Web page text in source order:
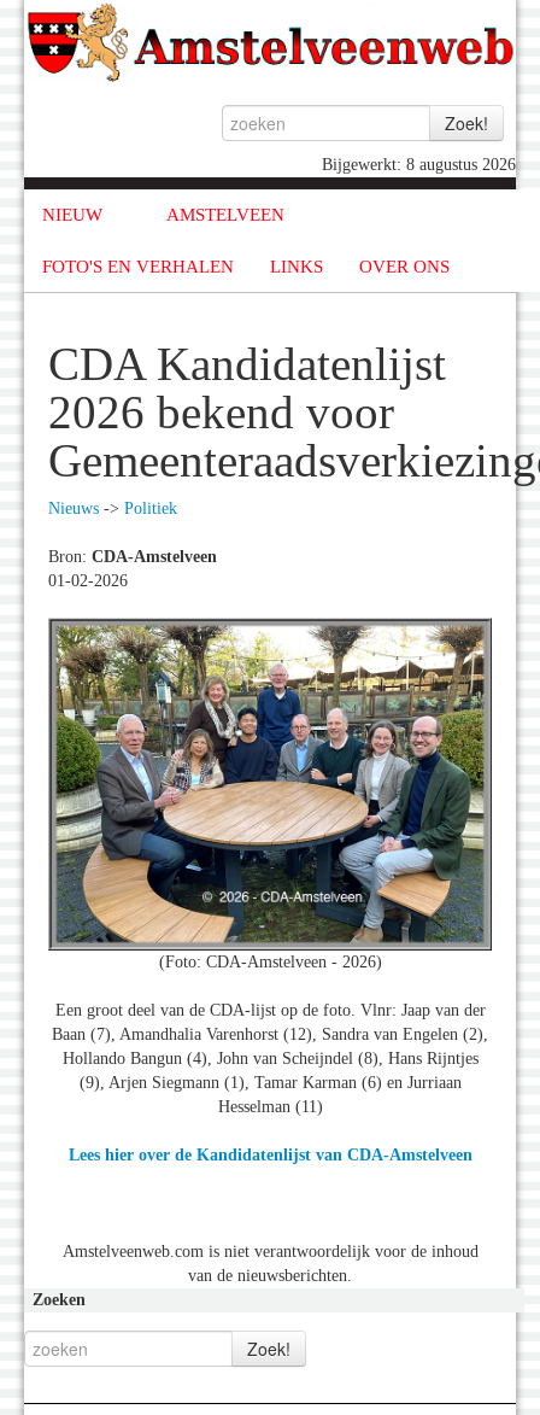
Bijgewerkt: 8 augustus 2026
NIEUW AMSTELVEEN
FOTO'S EN VERHALEN LINKS OVER ONS
CDA Kandidatenlijst
2026 bekend voor
Nieuws -> Politiek
Bron: CDA-Amstelveen
01-02-2026
(Foto: CDA-Amstelveen - 2026)
Een groot deel van de CDA-lijst op de foto. Vlnr: Jaap van der
Baan (7), Amandhalia Varenhorst (12), Sandra van Engelen (2),
Hollando Bangun (4), John van Scheijndel (8), Hans Rijntjes
(9), Arjen Siegmann (1), Tamar Karman (6) en Jurriaan
Hesselman (11)
Lees hier over de Kandidatenlijst van CDA-Amstelveen
Amstelveenweb.com is niet verantwoordelijk voor de inhoud
van de nieuwsberichten.
Zoeken